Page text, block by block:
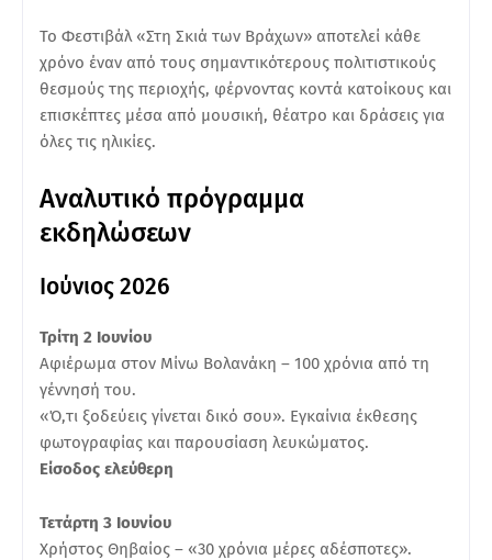
Το Φεστιβάλ «Στη Σκιά των Βράχων» αποτελεί κάθε
χρόνο έναν από τους σημαντικότερους πολιτιστικούς
θεσμούς της περιοχής, φέρνοντας κοντά κατοίκους και
επισκέπτες μέσα από μουσική, θέατρο και δράσεις για
όλες τις ηλικίες.
Αναλυτικό πρόγραμμα
εκδηλώσεων
Ιούνιος 2026
Τρίτη 2 Ιουνίου
Αφιέρωμα στον Μίνω Βολανάκη – 100 χρόνια από τη
γέννησή του.
«Ό,τι ξοδεύεις γίνεται δικό σου». Εγκαίνια έκθεσης
φωτογραφίας και παρουσίαση λευκώματος.
Είσοδος ελεύθερη
Τετάρτη 3 Ιουνίου
Χρήστος Θηβαίος – «30 χρόνια μέρες αδέσποτες».